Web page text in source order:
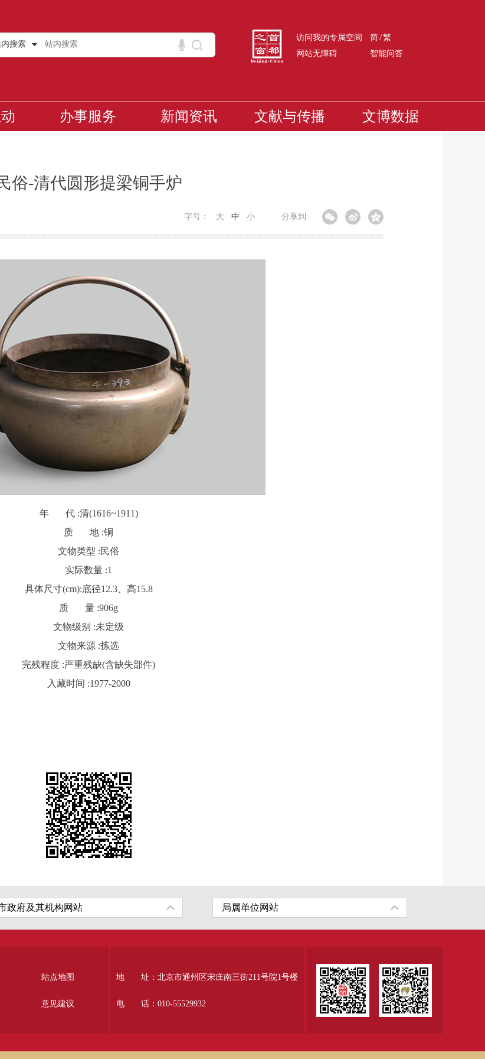
搜索
访问我的专属空间 简/繁
网站无障碍
智能问答
办事服务 新闻资讯 文献与传播 文博数据
俗-清代圆形提梁铜手炉
分享到:
字号： 大 中 小
年 代 :清(1616~1911)
质 地 :铜
文物类型 :民俗
实际数量 :1
具体尺寸(cm):底径12.3、高15.8
质 量 :906g
文物级别 :未定级
文物来源 :拣选
完残程度 :严重残缺(含缺失部件)
入藏时间 :1977-2000
站点地图
意见建议
地 址：北京市通州区宋庄南三街211号院1号楼
电 话：010-55529932